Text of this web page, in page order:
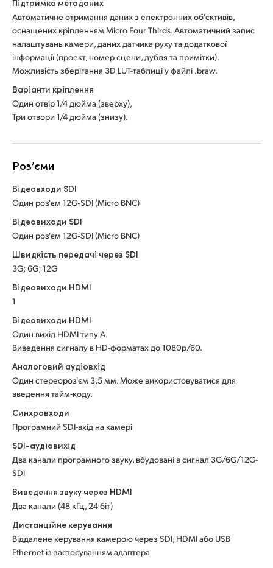
Підтримка метаданих
Автоматичне отримання даних з електронних об'єктивів,
оснащених кріпленням Micro Four Thirds. Автоматичний запис
налаштувань камери, даних датчика руху та додаткової
інформації (проект, номер сцени, дубля та примітки).
Можливість зберігання 3D LUT-таблиці у файлі .braw.
Варіанти кріплення
Один отвір 1/4 дюйма (зверху),
Три отвори 1/4 дюйма (знизу).
Роз’єми
Відеовходи SDI
Один роз'єм 12G‑SDI (Micro BNC)
Відеовиходи SDI
Один роз'єм 12G‑SDI (Micro BNC)
Швидкість передачі через SDI
3G; 6G; 12G
Відеовиходи HDMI
1
Відеовиходи HDMI
Один вихід HDMI типу A.
Виведення сигналу в HD-форматах до 1080p/60.
Аналоговий аудіовхід
Один стереороз'єм 3,5 мм. Може використовуватися для
введення тайм-коду.
Синхровходи
Програмний SDI-вхід на камері
SDI-аудіовихід
Два канали програмного звуку, вбудовані в сигнал 3G/6G/12G-
SDI
Виведення звуку через HDMI
Два канали (48 кГц, 24 біт)
Дистанційне керування
Віддалене керування камерою через SDI, HDMI або USB
Ethernet із застосуванням адаптера